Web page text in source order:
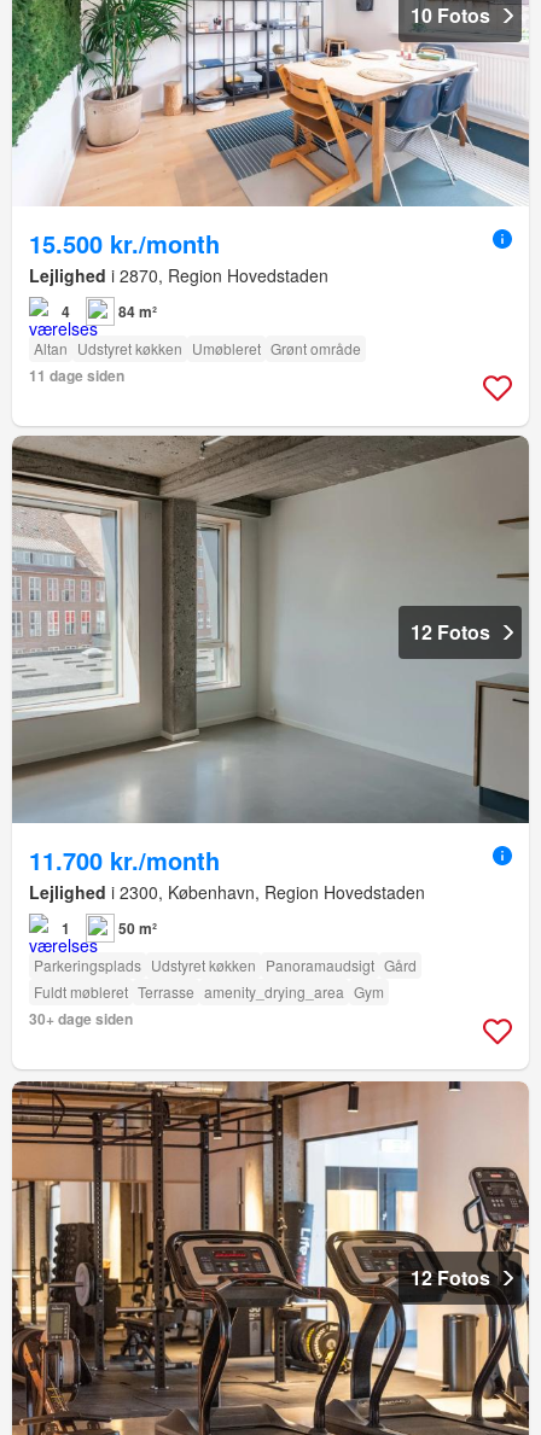
10 Fotos
15.500 kr./month
Lejlighed i 2870, Region Hovedstaden
4 84 m²
Altan Udstyret køkken Umøbleret Grønt område
11 dage siden
12 Fotos
11.700 kr./month
Lejlighed i 2300, København, Region Hovedstaden
1 50 m²
Parkeringsplads Udstyret køkken Panoramaudsigt Gård
Fuldt møbleret Terrasse amenity_drying_area Gym
30+ dage siden
12 Fotos